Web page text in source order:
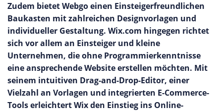
Zudem bietet Webgo einen Einsteigerfreundlichen
Baukasten mit zahlreichen Designvorlagen und
individueller Gestaltung. Wix.com hingegen richtet
sich vor allem an Einsteiger und kleine
Unternehmen, die ohne Programmierkenntnisse
eine ansprechende Website erstellen möchten. Mit
seinem intuitiven Drag-and-Drop-Editor, einer
Vielzahl an Vorlagen und integrierten E-Commerce-
Tools erleichtert Wix den Einstieg ins Online-